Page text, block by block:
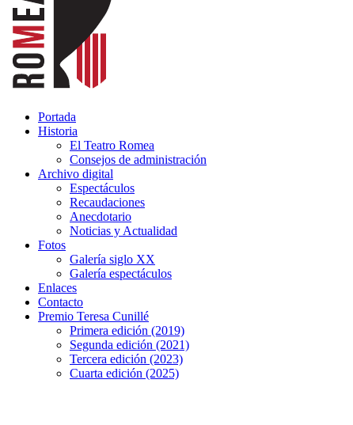
Portada
Historia
El Teatro Romea
Consejos de administración
Archivo digital
Espectáculos
Recaudaciones
Anecdotario
Noticias y Actualidad
Fotos
Galería siglo XX
Galería espectáculos
Enlaces
Contacto
Premio Teresa Cunillé
Primera edición (2019)
Segunda edición (2021)
Tercera edición (2023)
Cuarta edición (2025)